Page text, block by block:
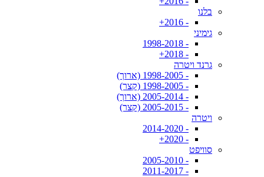
בלנו
- 2016+
גימיני
- 1998-2018
- 2018+
גרנד ויטרה
- 1998-2005 (ארוך)
- 1998-2005 (קצר)
- 2005-2014 (ארוך)
- 2005-2015 (קצר)
ויטרה
- 2014-2020
- 2020+
סוויפט
- 2005-2010
- 2011-2017